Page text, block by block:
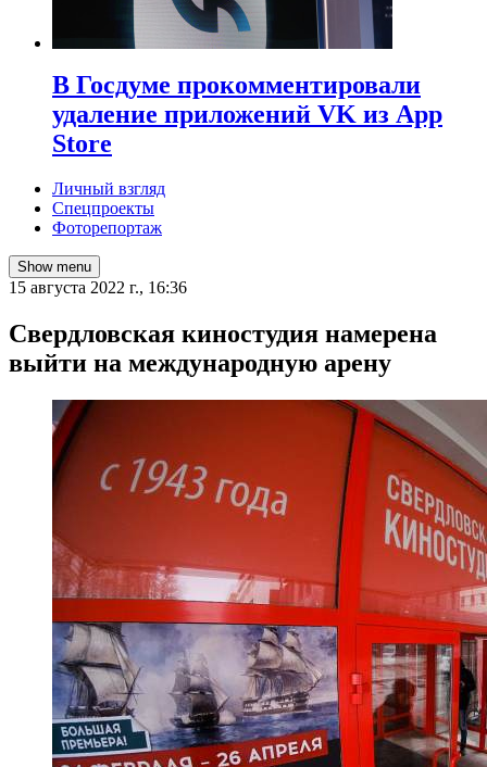
В Госдуме прокомментировали
удаление приложений VK из App
Store
Личный взгляд
Спецпроекты
Фоторепортаж
Show menu
15 августа 2022 г., 16:36
​Свердловская киностудия намерена
выйти на международную арену